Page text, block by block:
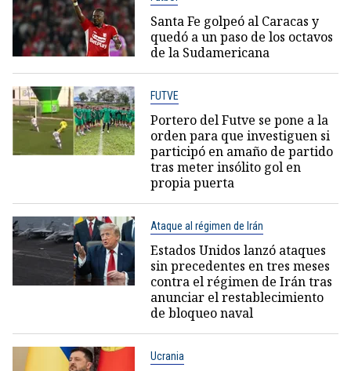
Santa Fe golpeó al Caracas y
quedó a un paso de los octavos
de la Sudamericana
FUTVE
Portero del Futve se pone a la
orden para que investiguen si
participó en amaño de partido
tras meter insólito gol en
propia puerta
Ataque al régimen de Irán
Estados Unidos lanzó ataques
sin precedentes en tres meses
contra el régimen de Irán tras
anunciar el restablecimiento
de bloqueo naval
Ucrania